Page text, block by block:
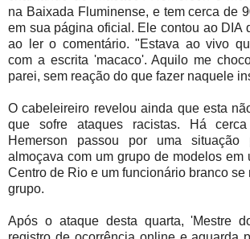
na Baixada Fluminense, e tem cerca de
em sua página oficial. Ele contou ao DIA
ao ler o comentário. "Estava ao vivo
com a escrita 'macaco'. Aquilo me
parei, sem reação do que fazer naquele
O cabeleireiro revelou ainda que esta
que sofre ataques racistas. Há
Hemerson passou por uma situação
almoçava com um grupo de modelos em
Centro de Rio e um funcionário branco se
grupo.
Após o ataque desta quarta, 'Mestre